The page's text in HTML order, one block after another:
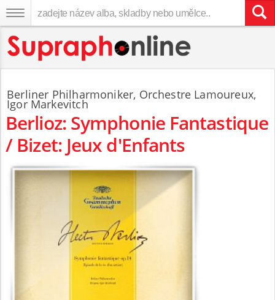
Berliner Philharmoniker, Orchestre Lamoureux,
Igor Markevitch
Berlioz: Symphonie Fantastique
/ Bizet: Jeux d'Enfants